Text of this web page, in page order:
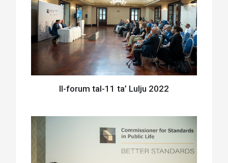
Il-forum tal-11 ta’ Lulju 2022